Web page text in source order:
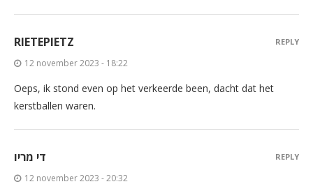
RIETEPIETZ
12 november 2023 - 18:22
Oeps, ik stond even op het verkeerde been, dacht dat het
kerstballen waren.
REPLY
די מריו
12 november 2023 - 20:32
REPLY